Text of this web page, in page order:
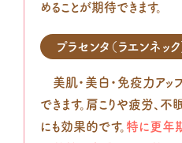
めることが期待できます。
プラセンタ（ラエンネック
美肌・美白・免疫力アッ
できます。肩こりや疲労、
にも効果的です。 特に更年